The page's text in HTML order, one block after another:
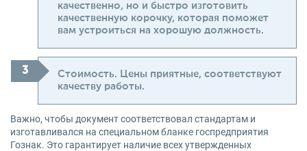
качественно, но и быстро изготовить
качественную корочку, которая поможет
вам устроиться на хорошую должность.
Стоимость. Цены приятные, соответствуют
качеству работы.
Важно, чтобы документ соответствовал стандартам и
изготавливался на специальном бланке госпредприятия
Гознак. Это гарантирует наличие всех утвержденных